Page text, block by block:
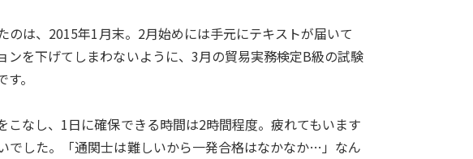
は、2015年1月末。2月始めには手元にテキストが届いて
を下げてしまわないように、3月の貿易実務検定B級の試験
。
なし、1日に確保できる時間は2時間程度。疲れてもいます
でした。「通関士は難しいから一発合格はなかなか…」なん